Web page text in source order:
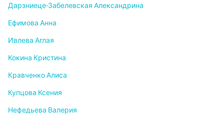
Дарзниеце-Забелевская Александрина
Ефимова Анна
Ивлева Аглая
Кокина Кристина
Кравченко Алиса
Купцова Ксения
Нефедьева Валерия